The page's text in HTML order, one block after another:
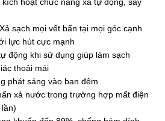
sạch mọi vết bẩn tại mọi góc cạnh
lực hút cực mạnh
động khi sử dụng giúp làm sạch
thoải mái
phát sáng vào ban đêm
xả nước trong trường hợp mất điện